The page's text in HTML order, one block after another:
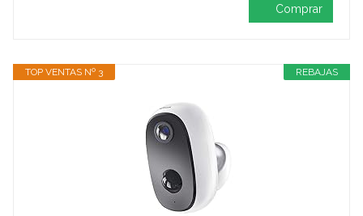
Comprar
REBAJAS
TOP VENTAS Nº 3